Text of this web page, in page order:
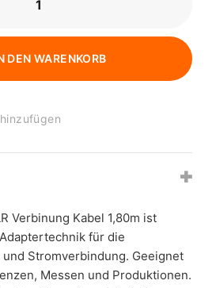
DEN WARENKORB
Verbinung Kabel 1,80m ist
für die
Stromverbindung. Geeignet
Messen und Produktionen.